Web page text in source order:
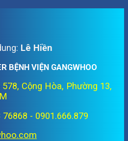
Lê Hiền
BỆNH VIỆN GANGWHOO
Cộng Hòa, Phường 13,
76868 - 0901.666.879